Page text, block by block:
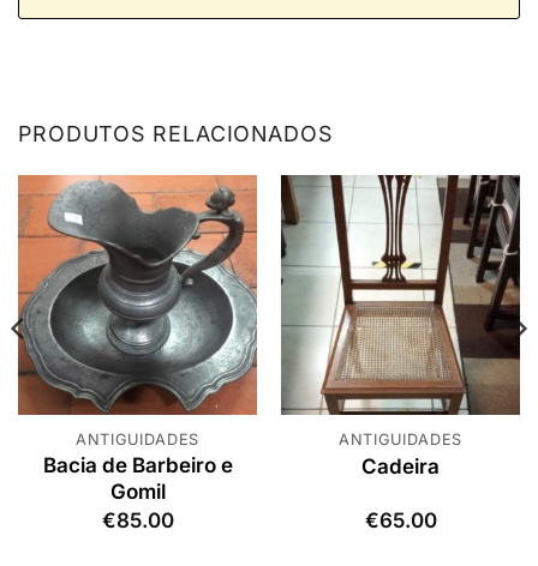
PRODUTOS RELACIONADOS
ANTIGUIDADES
Bacia de Barbeiro e
Gomil
€85.00
ANTIGUIDADES
Cadeira
€65.00